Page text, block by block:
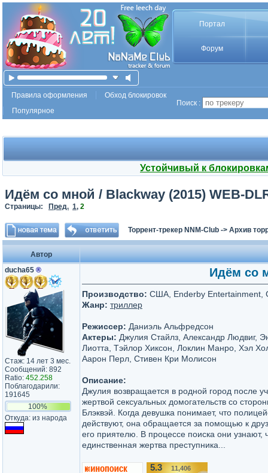
Портал
Форум
Правила оформления
Обход блокировок
Популярное
Поиск :
Устойчивый к
Идём со мной / Blackway (2015) WEB-
Страницы: Пред. 1, 2
Торрент-трекер NNM-Club -> Архив
Автор
ducha65 ®
Стаж: 14 лет 3 мес.
Сообщений: 892
Ratio: 452.258
Поблагодарили:
191645
100%
Откуда: из народа
Идём со
Производство: США, Enderby Entertainment,
Жанр: триллер
Режиссер: Даниэль Альфредсон
Актеры: Джулия Стайлз, Александр Людвиг,
Лиотта, Тэйлор Хиксон, Локлин Манро, Хэл
Аарон Перл, Стивен Кри Молисон
Описание:
Джулия возвращается в родной город после
жертвой сексуальных домогательств со
Блэквэй. Когда девушка понимает, что
действуют, она обращается за помощью к
его приятелю. В процессе поиска они
единственная жертва преступника...
5.3 11,406